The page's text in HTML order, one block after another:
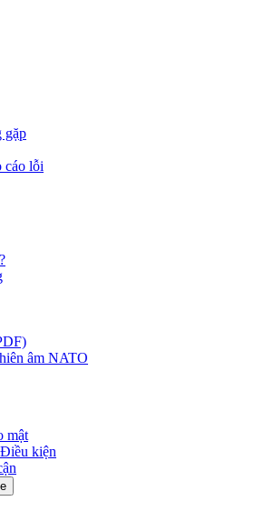
gặp
cáo lỗi
âm NATO
mật
kiện